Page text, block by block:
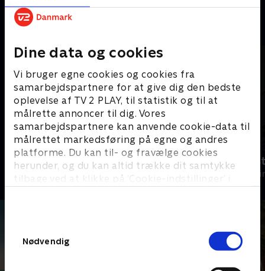
Dine data og cookies
Vi bruger egne cookies og cookies fra
samarbejdspartnere for at give dig den bedste
oplevelse af TV 2 PLAY, til statistik og til at
målrette annoncer til dig. Vores
samarbejdspartnere kan anvende cookie-data til
målrettet markedsføring på egne og andres
platforme. Du kan til- og fravælge cookies
herunder, og du kan altid trække dit samtykke
tilbage ved at klikke på ’Cookie-indstillinger’ i
Nødvendig
Solomon.
Andre så også
Mord på Mallorca
Krimi & Spænding • 2 sæsoner
Fornyet
Krimi &